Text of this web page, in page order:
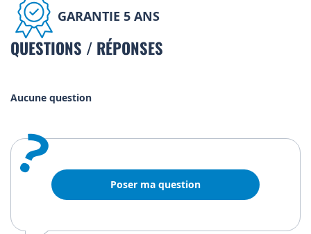
GARANTIE 5 ANS
QUESTIONS / RÉPONSES
Aucune question
? Poser ma question